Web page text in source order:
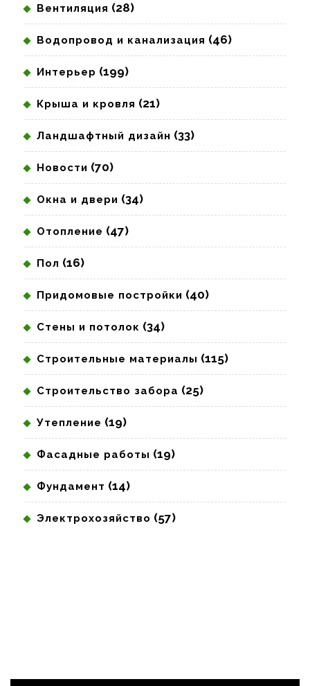
Вентиляция (28)
Водопровод и канализация (46)
Интерьер (199)
Крыша и кровля (21)
Ландшафтный дизайн (33)
Новости (70)
Окна и двери (34)
Отопление (47)
Пол (16)
Придомовые постройки (40)
Стены и потолок (34)
Строительные материалы (115)
Строительство забора (25)
Утепление (19)
Фасадные работы (19)
Фундамент (14)
Электрохозяйство (57)